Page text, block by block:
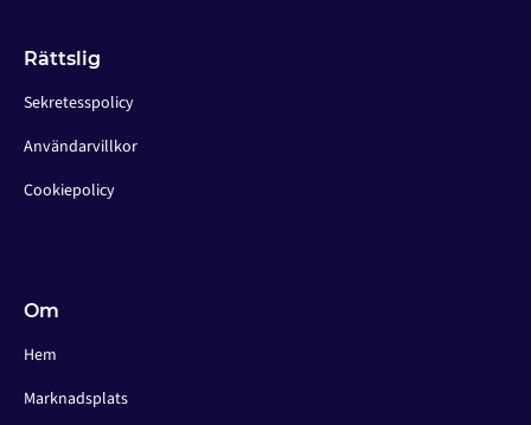
Rättslig
Sekretesspolicy
Användarvillkor
Cookiepolicy
Om
Hem
Marknadsplats